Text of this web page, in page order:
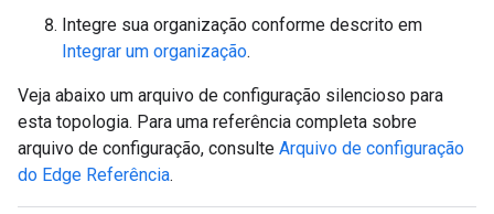
Integre sua organização conforme descrito em
Integrar um organização.
Veja abaixo um arquivo de configuração silencioso para
esta topologia. Para uma referência completa sobre
arquivo de configuração, consulte Arquivo de configuração
do Edge Referência.